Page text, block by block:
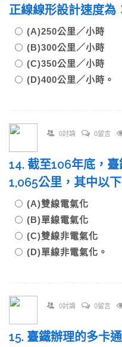
正線線形設計速度
(A)250公里／小時
(B)300公里／小時
(C)350公里／小時
(D)400公里／小時。
0討論 0留言
14. 截至106年底，
1,065公里，其中以
(A)雙線電氣化
(B)單線電氣化
(C)雙線非電氣化
(D)單線非電氣化。
0討論 0留言
15. 臺鐵辦理的多卡